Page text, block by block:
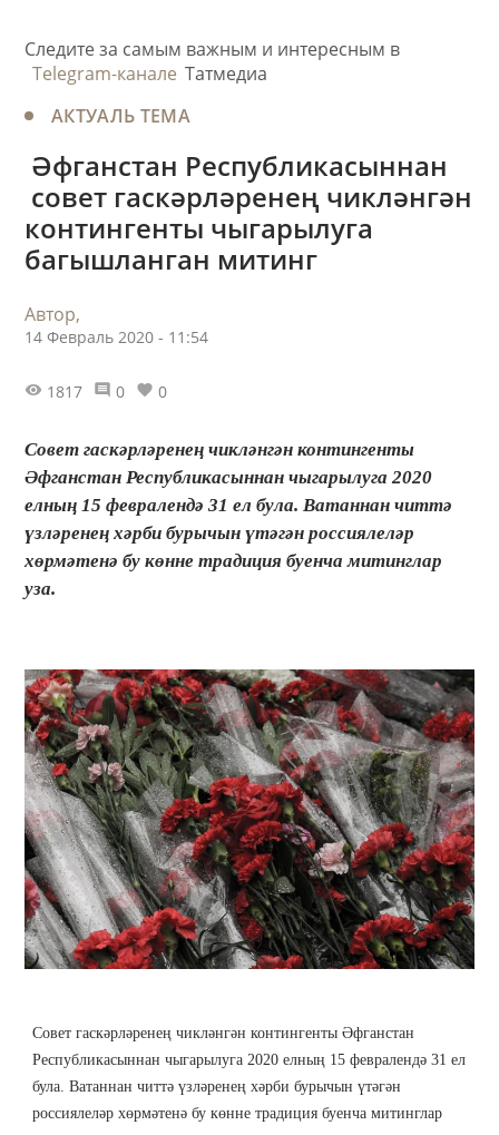
Следите за самым важным и интересным в
Telegram-канале Татмедиа
АКТУАЛЬ ТЕМА
Әфганстан Республикасыннан
совет гаскәрләренең чикләнгән
контингенты чыгарылуга
багышланган митинг
Автор,
14 Февраль 2020 - 11:54
1817 0 0
Совет гаскәрләренең чикләнгән контингенты
Әфганстан Республикасыннан чыгарылуга 2020
елның 15 февралендә 31 ел була. Ватаннан читтә
үзләренең хәрби бурычын үтәгән россиялеләр
хөрмәтенә бу көнне традиция буенча митинглар
уза.
Совет гаскәрләренең чикләнгән контингенты Әфганстан
Республикасыннан чыгарылуга 2020 елның 15 февралендә 31 ел
була. Ватаннан читтә үзләренең хәрби бурычын үтәгән
россиялеләр хөрмәтенә бу көнне традиция буенча митинглар